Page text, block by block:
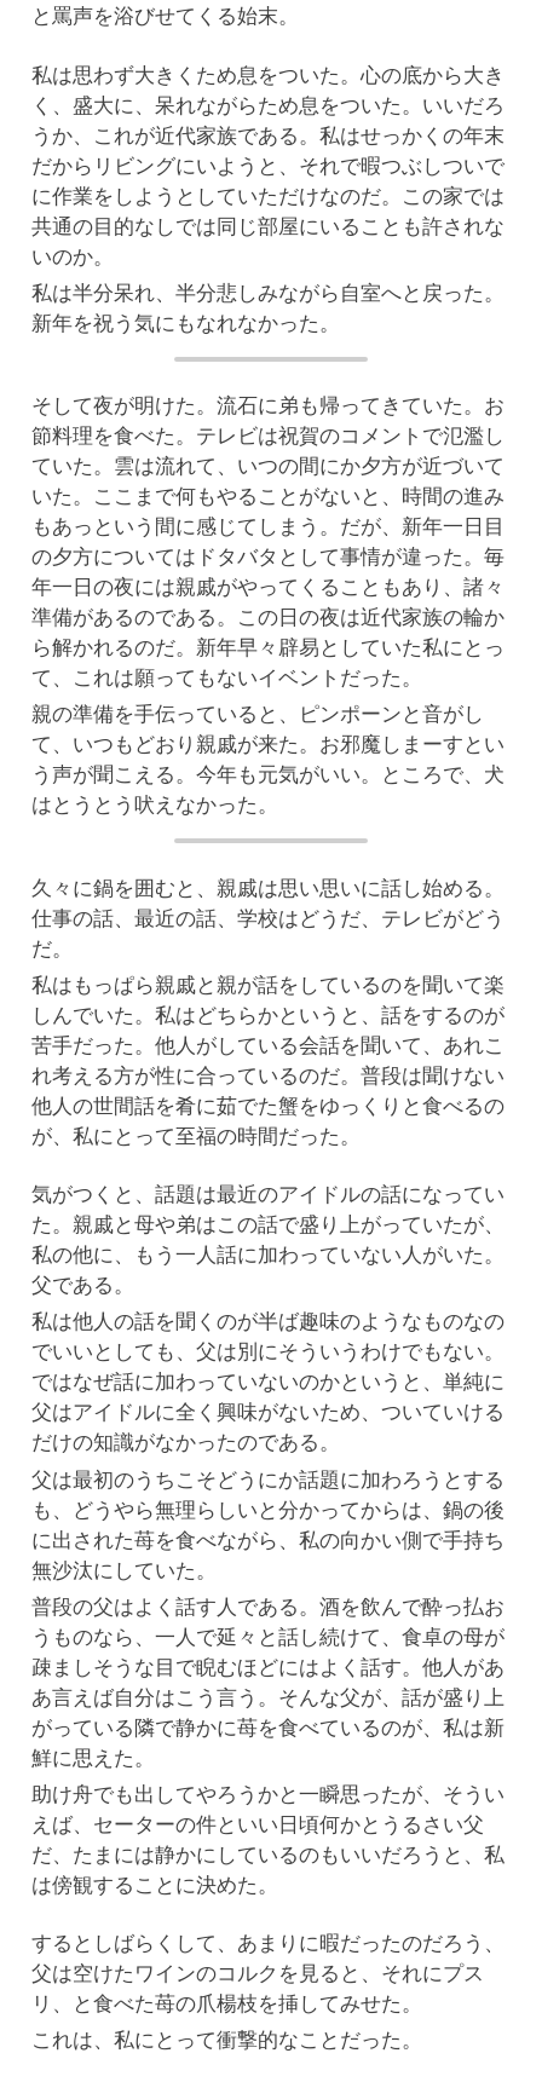
と罵声を浴びせてくる始末。
私は思わず大きくため息をついた。心の底から大き
く、盛大に、呆れながらため息をついた。いいだろ
うか、これが近代家族である。私はせっかくの年末
だからリビングにいようと、それで暇つぶしついで
に作業をしようとしていただけなのだ。この家では
共通の目的なしでは同じ部屋にいることも許されな
いのか。
私は半分呆れ、半分悲しみながら自室へと戻った。
新年を祝う気にもなれなかった。
そして夜が明けた。流石に弟も帰ってきていた。お
節料理を食べた。テレビは祝賀のコメントで氾濫し
ていた。雲は流れて、いつの間にか夕方が近づいて
いた。ここまで何もやることがないと、時間の進み
もあっという間に感じてしまう。だが、新年一日目
の夕方についてはドタバタとして事情が違った。毎
年一日の夜には親戚がやってくることもあり、諸々
準備があるのである。この日の夜は近代家族の輪か
ら解かれるのだ。新年早々辟易としていた私にとっ
て、これは願ってもないイベントだった。
親の準備を手伝っていると、ピンポーンと音がし
て、いつもどおり親戚が来た。お邪魔しまーすとい
う声が聞こえる。今年も元気がいい。ところで、犬
はとうとう吠えなかった。
久々に鍋を囲むと、親戚は思い思いに話し始める。
仕事の話、最近の話、学校はどうだ、テレビがどう
だ。
私はもっぱら親戚と親が話をしているのを聞いて楽
しんでいた。私はどちらかというと、話をするのが
苦手だった。他人がしている会話を聞いて、あれこ
れ考える方が性に合っているのだ。普段は聞けない
他人の世間話を肴に茹でた蟹をゆっくりと食べるの
が、私にとって至福の時間だった。
気がつくと、話題は最近のアイドルの話になってい
た。親戚と母や弟はこの話で盛り上がっていたが、
私の他に、もう一人話に加わっていない人がいた。
父である。
私は他人の話を聞くのが半ば趣味のようなものなの
でいいとしても、父は別にそういうわけでもない。
ではなぜ話に加わっていないのかというと、単純に
父はアイドルに全く興味がないため、ついていける
だけの知識がなかったのである。
父は最初のうちこそどうにか話題に加わろうとする
も、どうやら無理らしいと分かってからは、鍋の後
に出された苺を食べながら、私の向かい側で手持ち
無沙汰にしていた。
普段の父はよく話す人である。酒を飲んで酔っ払お
うものなら、一人で延々と話し続けて、食卓の母が
疎ましそうな目で睨むほどにはよく話す。他人があ
あ言えば自分はこう言う。そんな父が、話が盛り上
がっている隣で静かに苺を食べているのが、私は新
鮮に思えた。
助け舟でも出してやろうかと一瞬思ったが、そうい
えば、セーターの件といい日頃何かとうるさい父
だ、たまには静かにしているのもいいだろうと、私
は傍観することに決めた。
するとしばらくして、あまりに暇だったのだろう、
父は空けたワインのコルクを見ると、それにプス
リ、と食べた苺の爪楊枝を挿してみせた。
これは、私にとって衝撃的なことだった。